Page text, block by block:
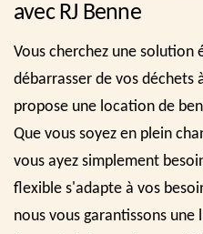
avec RJ Benne
Vous cherchez une solution
débarrasser de vos déchets
propose une location de
Que vous soyez en plein
vous ayez simplement
flexible s'adapte à vos
nous vous garantissons